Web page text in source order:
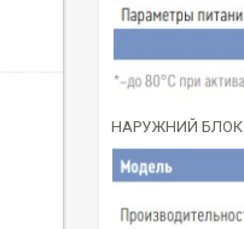
НАРУЖНИЙ БЛОК